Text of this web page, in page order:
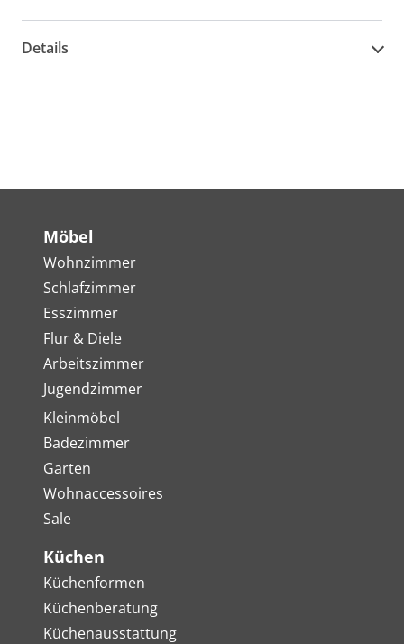
Details
Möbel
Wohnzimmer
Schlafzimmer
Esszimmer
Flur & Diele
Arbeitszimmer
Jugendzimmer
Kleinmöbel
Badezimmer
Garten
Wohnaccessoires
Sale
Küchen
Küchenformen
Küchenberatung
Küchenausstattung